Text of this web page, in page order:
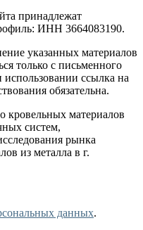
принадлежат
ИНН 3664083190.
указанных материалов
только с письменного
ссылка на
обязательна.
кровельных материалов
систем,
рынка
из металла в г.
данных.